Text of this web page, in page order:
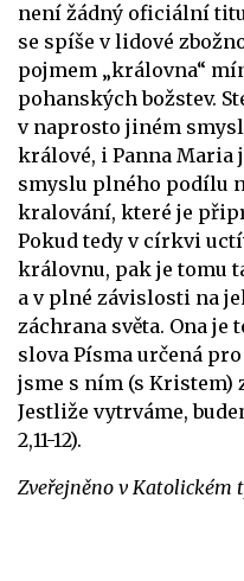
není žádný oficiální
se spíše v lidové
pojmem „královna“
pohanských božstev.
v naprosto jiném
králové, i Panna Maria
smyslu plného podílu
kralování, které je
Pokud tedy v církvi
královnu, pak je tomu
a v plné závislosti na
záchrana světa. Ona
slova Písma určená
jsme s ním (s Kristem)
Jestliže vytrváme,
2,11-12).
Zveřejněno v Katolickém